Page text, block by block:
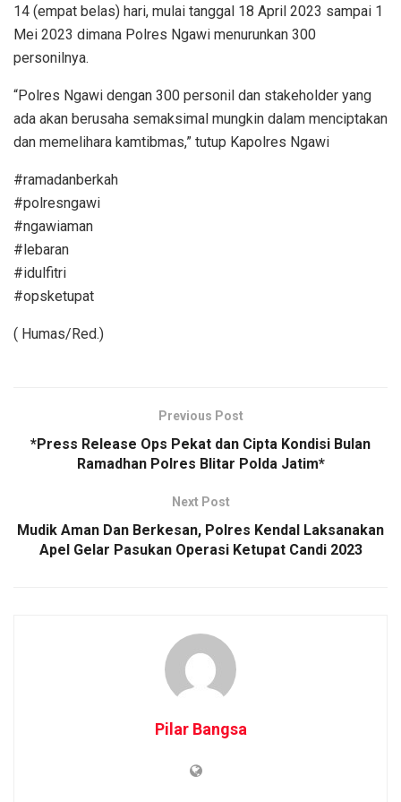
14 (empat belas) hari, mulai tanggal 18 April 2023 sampai 1
Mei 2023 dimana Polres Ngawi menurunkan 300
personilnya.
“Polres Ngawi dengan 300 personil dan stakeholder yang
ada akan berusaha semaksimal mungkin dalam menciptakan
dan memelihara kamtibmas,” tutup Kapolres Ngawi
#ramadanberkah
#polresngawi
#ngawiaman
#lebaran
#idulfitri
#opsketupat
( Humas/Red.)
Previous Post
*Press Release Ops Pekat dan Cipta Kondisi Bulan
Ramadhan Polres Blitar Polda Jatim*
Next Post
Mudik Aman Dan Berkesan, Polres Kendal Laksanakan
Apel Gelar Pasukan Operasi Ketupat Candi 2023
Pilar Bangsa